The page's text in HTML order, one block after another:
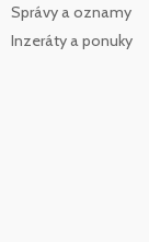
Správy a oznamy
Inzeráty a ponuky